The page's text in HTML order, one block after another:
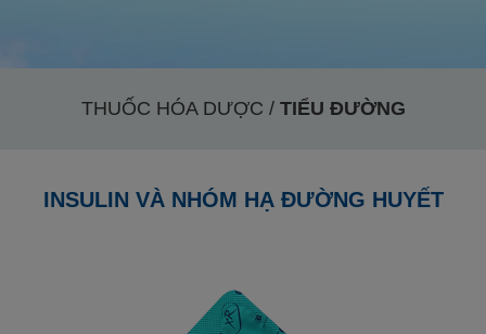
THUỐC HÓA DƯỢC / TIỂU ĐƯỜNG
INSULIN VÀ NHÓM HẠ ĐƯỜNG HUYẾT